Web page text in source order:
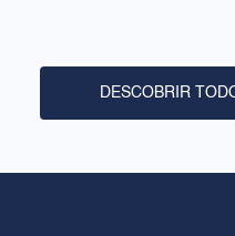
DESCOBRIR
JURÍDICO
Política de privacidade